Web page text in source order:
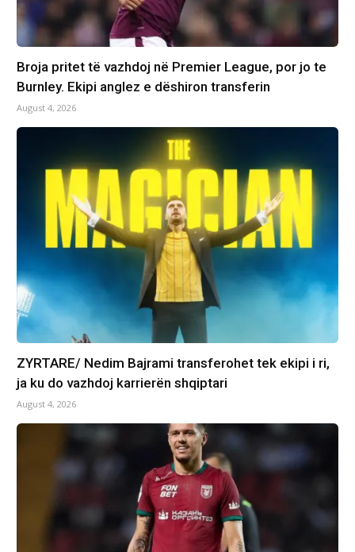
Broja pritet të vazhdoj në Premier League, por jo te
Burnley. Ekipi anglez e dëshiron transferin
August 4, 2026
ZYRTARE/ Nedim Bajrami transferohet tek ekipi i ri,
ja ku do vazhdoj karrierën shqiptari
August 4, 2026